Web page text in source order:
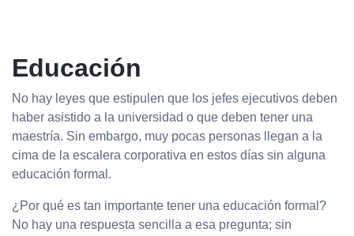
Educación
No hay leyes que estipulen que los jefes ejecutivos deben
haber asistido a la universidad o que deben tener una
maestría. Sin embargo, muy pocas personas llegan a la
cima de la escalera corporativa en estos días sin alguna
educación formal.
¿Por qué es tan importante tener una educación formal?
No hay una respuesta sencilla a esa pregunta; sin